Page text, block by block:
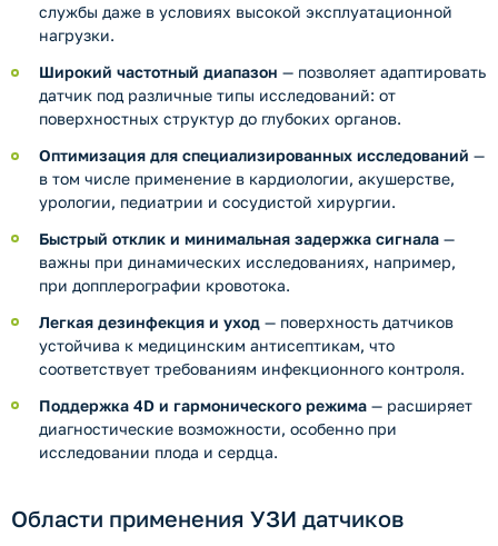
службы даже в условиях высокой эксплуатационной
нагрузки.
Широкий частотный диапазон — позволяет адаптировать
датчик под различные типы исследований: от
поверхностных структур до глубоких органов.
Оптимизация для специализированных исследований —
в том числе применение в кардиологии, акушерстве,
урологии, педиатрии и сосудистой хирургии.
Быстрый отклик и минимальная задержка сигнала —
важны при динамических исследованиях, например,
при допплерографии кровотока.
Легкая дезинфекция и уход — поверхность датчиков
устойчива к медицинским антисептикам, что
соответствует требованиям инфекционного контроля.
Поддержка 4D и гармонического режима — расширяет
диагностические возможности, особенно при
исследовании плода и сердца.
Области применения УЗИ датчиков